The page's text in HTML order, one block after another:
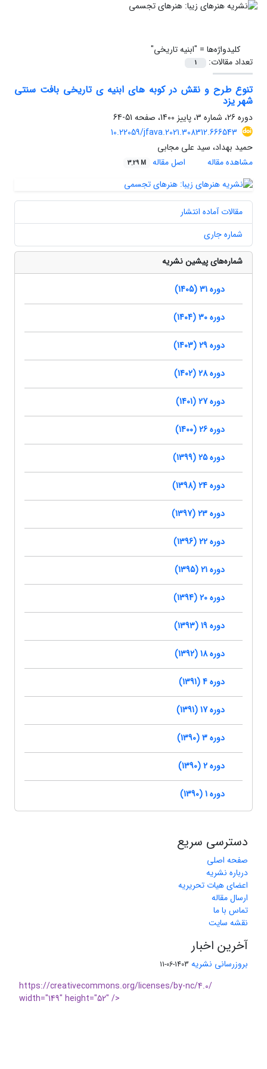
کلیدواژه‌ها = "ابنیه تاریخی"
تعداد مقالات:
1
تنوع طرح و نقش در کوبه های ابنیه ی تاریخی بافت سنتی
شهر یزد
دوره 26، شماره 3، پاییز 1400، صفحه
51-64
10.22059/jfava.2021.308312.666543
حمید بهداد، سید علی مجابی
مشاهده مقاله
اصل مقاله 3.29 M
مقالات آماده انتشار
شماره جاری
شماره‌های پیشین نشریه
دوره 31 (1405)
دوره 30 (1404)
دوره 29 (1403)
دوره 28 (1402)
دوره 27 (1401)
دوره 26 (1400)
دوره 25 (1399)
دوره 24 (1398)
دوره 23 (1397)
دوره 22 (1396)
دوره 21 (1395)
دوره 20 (1394)
دوره 19 (1393)
دوره 18 (1392)
دوره 4 (1391)
دوره 17 (1391)
دوره 3 (1390)
دوره 2 (1390)
دوره 1 (1390)
دسترسی سریع
صفحه اصلی
درباره نشریه
اعضای هیات تحریریه
ارسال مقاله
تماس با ما
نقشه سایت
آخرین اخبار
بروزرسانی نشریه 1403-06-11
https://creativecommons.org/licenses/by-nc/4.0/
width="149" height="52" />